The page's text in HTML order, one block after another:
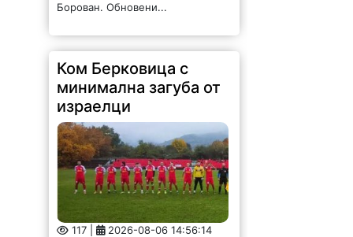
Борован. Обновени...
Ком Берковица с
минимална загуба от
израелци
117 | 2026-08-06 14:56:14